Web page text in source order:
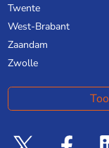
Twente
West-Brabant
Zaandam
Zwolle